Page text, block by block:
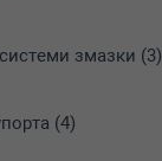
змазки (3)
(4)